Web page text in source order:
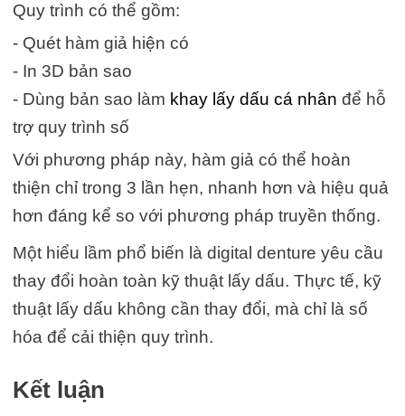
Quy trình có thể gồm:
- Quét hàm giả hiện có
- In 3D bản sao
- Dùng bản sao làm khay lấy dấu cá nhân để hỗ
trợ quy trình số
Với phương pháp này, hàm giả có thể hoàn
thiện chỉ trong 3 lần hẹn, nhanh hơn và hiệu quả
hơn đáng kể so với phương pháp truyền thống.
Một hiểu lầm phổ biến là digital denture yêu cầu
thay đổi hoàn toàn kỹ thuật lấy dấu. Thực tế, kỹ
thuật lấy dấu không cần thay đổi, mà chỉ là số
hóa để cải thiện quy trình.
Kết luận